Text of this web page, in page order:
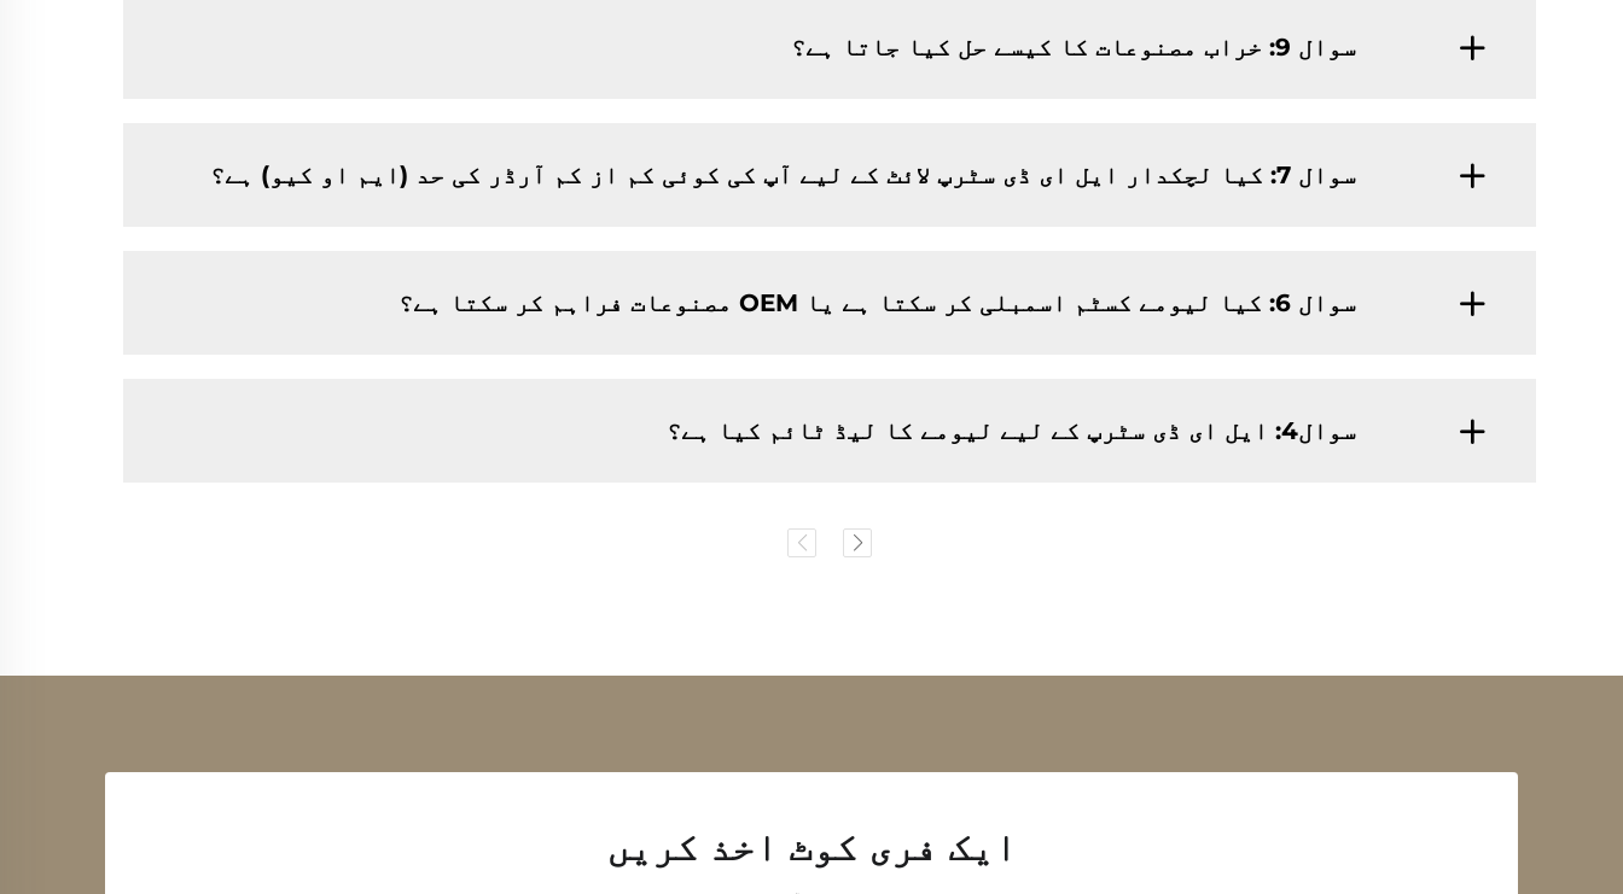
سوال 9: خراب مصنوعات کا کیسے حل کیا جاتا ہے؟
سوال 7: کیا لچکدار ایل ای ڈی سٹرپ لائٹ کے لیے آپ کی کوئی کم از کم آرڈر کی حد (ایم او کیو) ہے؟
سوال 6: کیا لیومے کسٹم اسمبلی کر سکتا ہے یا OEM مصنوعات فراہم کر سکتا ہے؟
سوال4: ایل ای ڈی سٹرپ کے لیے لیومے کا لیڈ ٹائم کیا ہے؟
ایک فری کوٹ اخذ کریں